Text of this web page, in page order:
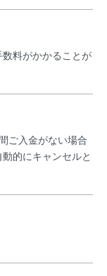
料がかかることが
ご入金がない場合
的にキャンセルと